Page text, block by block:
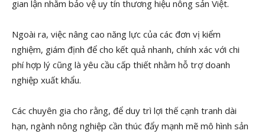
gian lận nhằm bảo vệ uy tín thương hiệu nông sản Việt.
Ngoài ra, việc nâng cao năng lực của các đơn vị kiểm
nghiệm, giám định để cho kết quả nhanh, chính xác với chi
phí hợp lý cũng là yêu cầu cấp thiết nhằm hỗ trợ doanh
nghiệp xuất khẩu.
Các chuyên gia cho rằng, để duy trì lợi thế cạnh tranh dài
hạn, ngành nông nghiệp cần thúc đẩy mạnh mẽ mô hình sản